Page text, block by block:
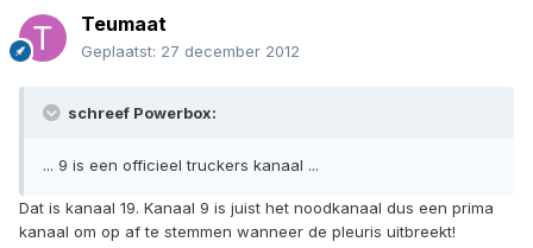
Teumaat
Geplaatst: 27 december 2012
schreef Powerbox:
... 9 is een officieel truckers kanaal ...
Dat is kanaal 19. Kanaal 9 is juist het noodkanaal dus een prima
kanaal om op af te stemmen wanneer de pleuris uitbreekt!